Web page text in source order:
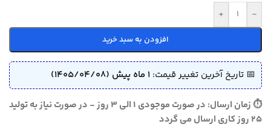
-
+
افزودن به سبد خرید
📅 تاریخ آخرین تغییر قیمت: 1 ماه پیش (1405/04/08)
⏱ زمان ارسال: در صورت موجودی 1 الی 3 روز - در صورت نیاز به تولید
25 روز کاری ارسال می گردد